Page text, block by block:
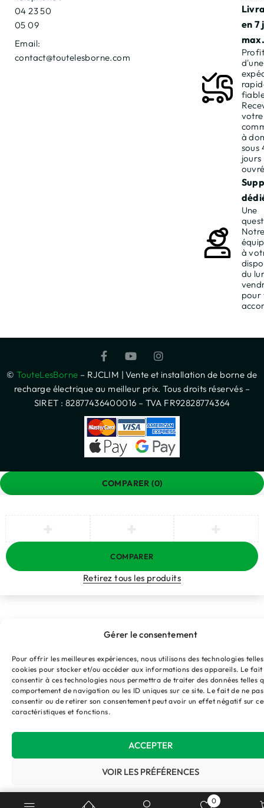
Gérer le consentement
Pour offrir les meilleures expériences, nous utilisons des technologies
cookies pour stocker et/ou accéder aux informations des appareils. Le fait
consentir à ces technologies nous permettra de traiter des données telles
comportement de navigation ou les ID uniques sur ce site. Le fait de ne pas
consentir ou de retirer son consentement peut avoir un effet négatif sur
caractéristiques et fonctions.
ACCEPTER
VOIR LES PRÉFÉRENCES
Politique de cookies Politique de confidentialité
04 23 50
05 09
Email:
contact@toutelesborne.com
en 7
d'une
votre
à
sous
jours
Une
à
du
pour
©TouteLesBorne – RJCLIM | Vente et installation de borne de
recharge électrique au meilleur prix. Tous droits réservés –
SIRET : 82877436400016 – TVA FR92828774364
0
COMPARER (0)
COMPARER
Retirez tous les produits